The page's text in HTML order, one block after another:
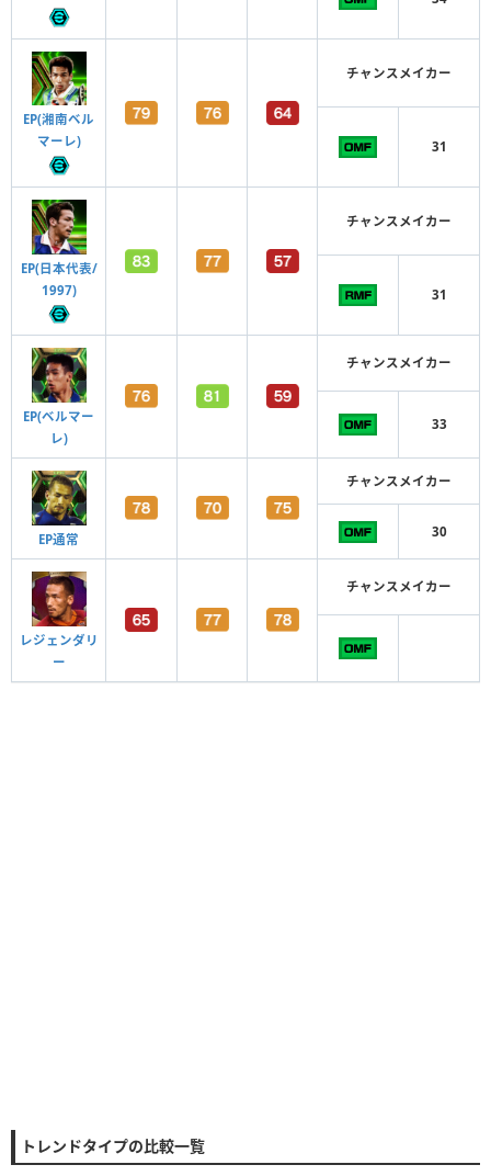
EP(湘南ベル
マーレ)
チャンスメイカー
31
EP(日本代表/
1997)
チャンスメイカー
31
EP(ベルマー
レ)
チャンスメイカー
33
EP通常
チャンスメイカー
30
レジェンダリ
ー
チャンスメイカー
トレンドタイプの比較一覧